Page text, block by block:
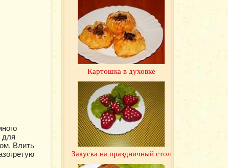
для
Влить
Картошка в духовке
Закуска на праздничный стол